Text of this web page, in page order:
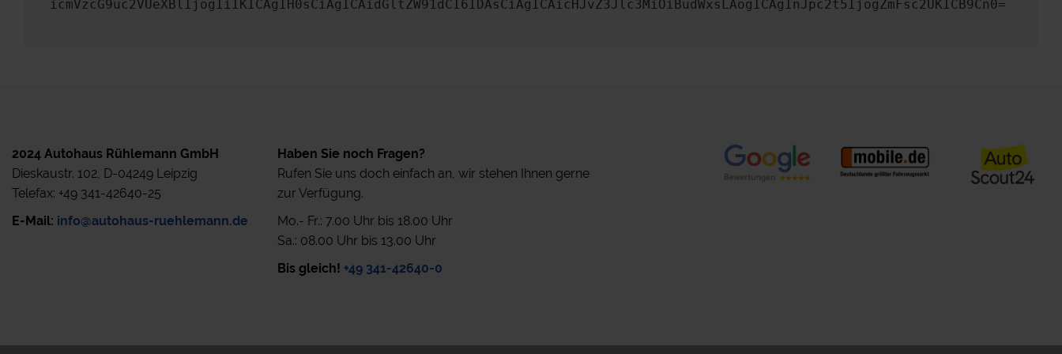
icmVzcG9uc2VUeXBlIjogIiIKICAgIH0sCiAgICAidGltZW91dCI6IDAsCiAgICAicHJvZ3Jlc3MiOiBudWxsLAogICAgInJpc2t5IjogZmFsc2UKICB9Cn0=
2024 Autohaus Rühlemann GmbH
Dieskaustr. 102, D-04249 Leipzig
Telefax: +49 341-42640-25
E-Mail: info@autohaus-ruehlemann.de
Haben Sie noch Fragen?
Rufen Sie uns doch einfach an, wir stehen Ihnen gerne
zur Verfügung.
Mo.- Fr.: 7.00 Uhr bis 18.00 Uhr
Sa.: 08.00 Uhr bis 13.00 Uhr
Bis gleich! +49 341-42640-0